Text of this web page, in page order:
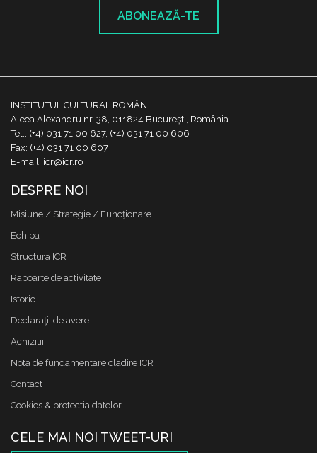
ABONEAZĂ-TE
INSTITUTUL CULTURAL ROMÂN
Aleea Alexandru nr. 38, 011824 București, România
Tel.: (+4) 031 71 00 627, (+4) 031 71 00 606
Fax: (+4) 031 71 00 607
E-mail: icr@icr.ro
DESPRE NOI
Misiune / Strategie / Funcţionare
Echipa
Structura ICR
Rapoarte de activitate
Istoric
Declaraţii de avere
Achizitii
Nota de fundamentare cladire ICR
Contact
Cookies & protectia datelor
CELE MAI NOI TWEET-URI